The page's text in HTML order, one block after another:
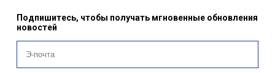
Подпишитесь, чтобы получать мгновенные обновления
новостей